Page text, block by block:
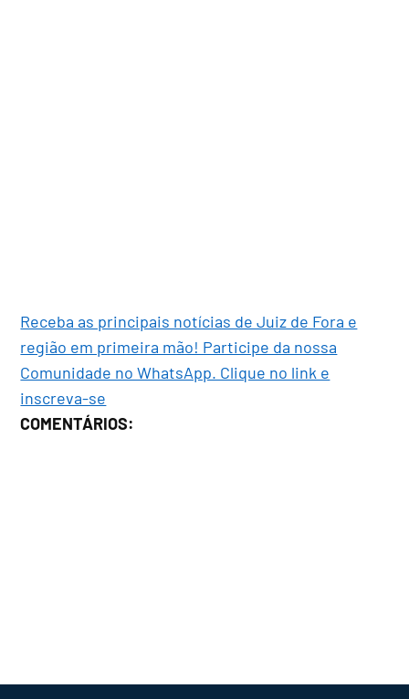
Receba as principais notícias de Juiz de Fora e
região em primeira mão! Participe da nossa
Comunidade no WhatsApp. Clique no link e
inscreva-se
COMENTÁRIOS: